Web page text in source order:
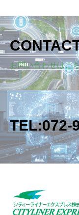
お問い合わせはこ
TEL:072-